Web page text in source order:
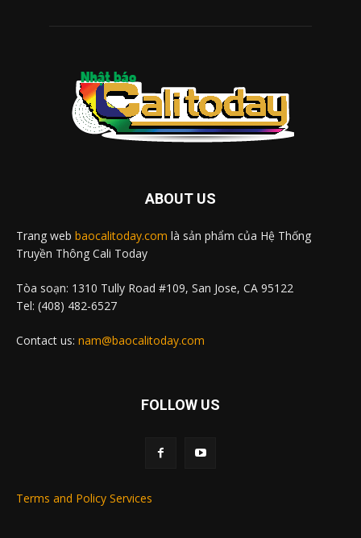
ABOUT US
Trang web baocalitoday.com là sản phẩm của Hệ Thống
Truyền Thông Cali Today
Tòa soạn: 1310 Tully Road #109, San Jose, CA 95122
Tel: (408) 482-6527
Contact us: nam@baocalitoday.com
FOLLOW US
Terms and Policy Services